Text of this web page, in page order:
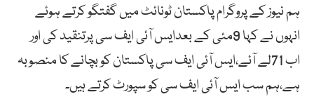
ہم نیوز کے پروگرام پاکستان ٹونائٹ میں گفتگو کرتے ہوئے
انہوں نے کہا 9مئی کے بعدایس آئی ایف سی پرتنقید کی اور
اب 71لے آئے،ایس آئی ایف سی پاکستان کو بچانے کا منصوبہ
ہے،ہم سب ایس آئی ایف سی کو سپورٹ کرتے ہیں۔